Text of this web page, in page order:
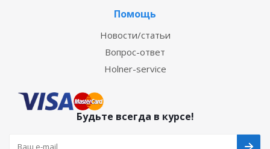
Помощь
Новости/статьи
Вопрос-ответ
Holner-service
Будьте всегда в курсе!